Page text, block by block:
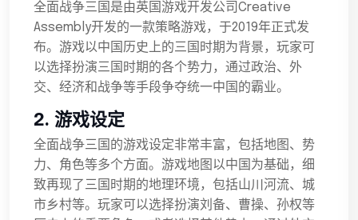
全面战争三国是由英国游戏开发公司Creative
Assembly开发的一款策略游戏，于2019年正式发
布。游戏以中国历史上的三国时期为背景，玩家可
以选择扮演三国时期的各个势力，通过政治、外
交、经济和战争等手段争夺统一中国的霸业。
2. 游戏设定
全面战争三国的游戏设定非常丰富，包括地图、势
力、角色等多个方面。游戏地图以中国为基础，细
致再现了三国时期的地理环境，包括山川河流、城
市乡村等。玩家可以选择扮演刘备、曹操、孙权等